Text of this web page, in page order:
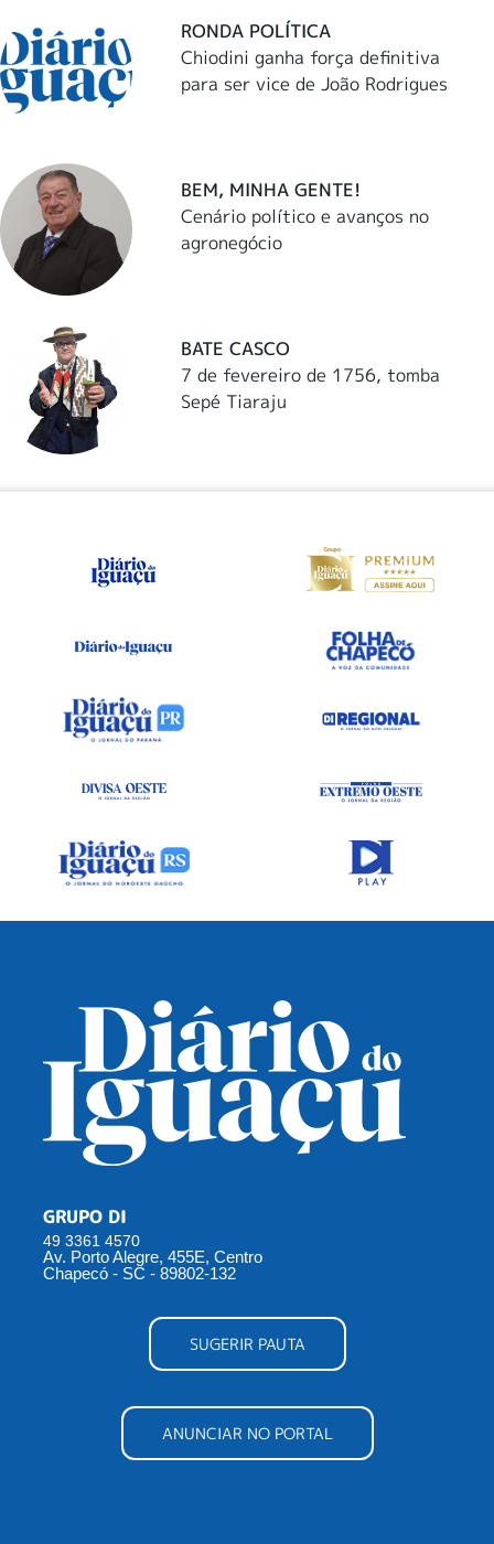
RONDA POLÍTICA
Chiodini ganha força definitiva
para ser vice de João Rodrigues
BEM, MINHA GENTE!
Cenário político e avanços no
agronegócio
BATE CASCO
7 de fevereiro de 1756, tomba
Sepé Tiaraju
GRUPO DI
49 3361 4570
Av. Porto Alegre, 455E, Centro
Chapecó - SC - 89802-132
SUGERIR PAUTA
ANUNCIAR NO PORTAL